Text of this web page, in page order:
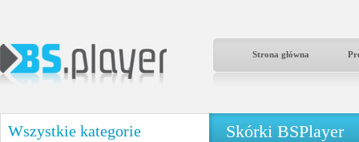
Strona główna
Wszystkie kategorie Skórki BSPlayer